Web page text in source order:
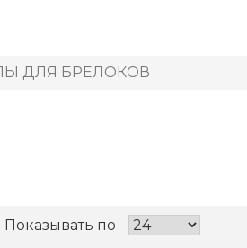
ДЛЯ БРЕЛОКОВ
Показывать по